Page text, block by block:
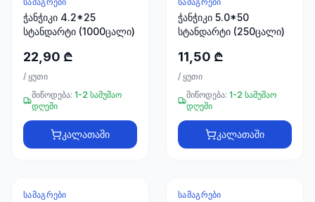
სანტექნიკა
პროდუქტი
ბაღი და
ეზო
701
პროდუქტი
489
ჭანჭიკი 4.2*25
სტანდარტი (1000ცალი)
22,90 ₾
/ ყუთი
მიწოდება: 1-2 სამუშაო
დღეში
კალათაში
ჭანჭიკი 5.0*50
სტანდარტი (250ცალი)
11,50 ₾
/ ყუთი
მიწოდება: 1-2 სამუშაო
დღეში
კალათაში
ᲡᲐᲛᲐᲒᲠᲔᲑᲘ ᲡᲐᲛᲐᲒᲠᲔᲑᲘ